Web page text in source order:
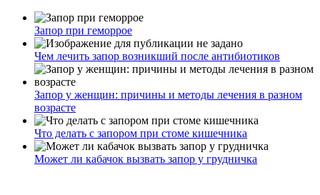
Запор при геморрое
Чем лечить запор возникший после антибиотиков
Запор у женщин: причины и методы лечения в разном
возрасте
Что делать с запором при стоме кишечника
Может ли кабачок вызвать запор у грудничка